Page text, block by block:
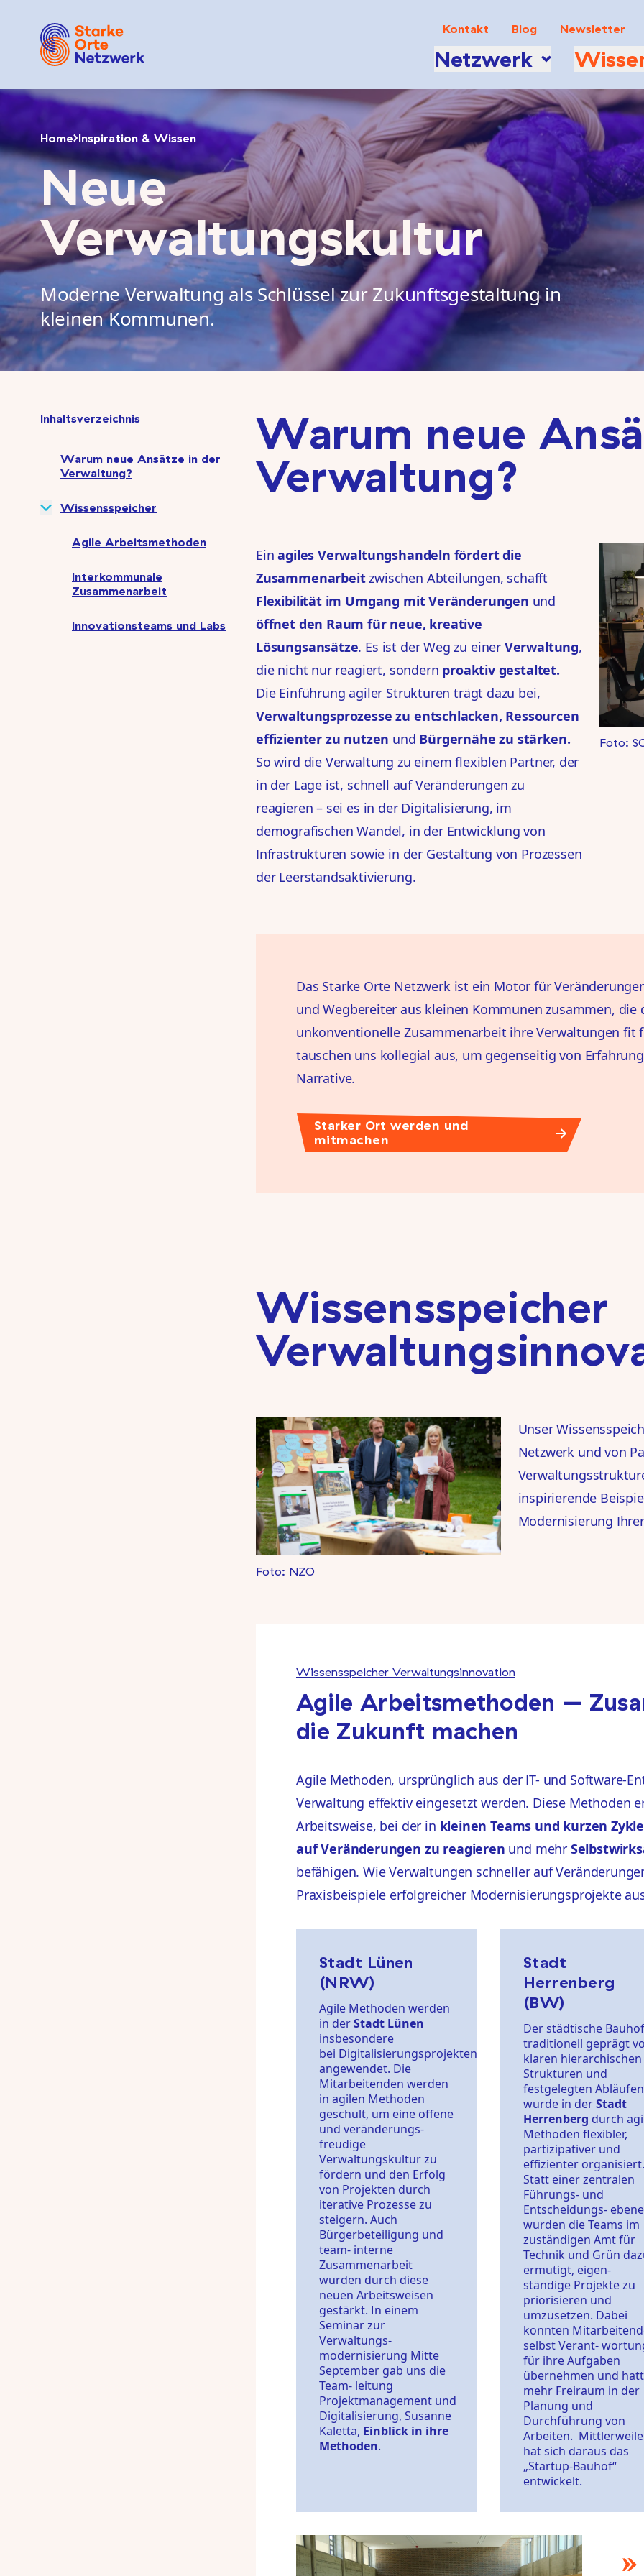
Kontakt Blog Newsletter
Netzwerk
Home Inspiration & Wissen
Neue
Verwaltungskultur
Moderne Verwaltung als Schlüssel zur Zukunftsgestaltung in
kleinen Kommunen.
Inhaltsverzeichnis
Warum neue Ansätze in der
Verwaltung?
Wissensspeicher
Agile Arbeitsmethoden
Interkommunale
Zusammenarbeit
Innovationsteams und Labs
Warum neue
Verwaltung?
Einagiles Verwaltungshandeln fördert die
Zusammenarbeitzwischen Abteilungen, schafft
Flexibilität im Umgang mit Veränderungen und
öffnet den Raum für neue, kreative
Lösungsansätze. Es ist der Weg zu einer Verwaltung,
die nicht nur reagiert, sondern proaktiv gestaltet.
Die Einführung agiler Strukturen trägt dazu bei,
Verwaltungsprozesse zu entschlacken, Ressourcen
effizienter zu nutzen und Bürgernähe zu stärken.
So wird die Verwaltung zu einem flexiblen Partner, der
in der Lage ist, schnell auf Veränderungen zu
reagieren – sei es in der Digitalisierung, im
demografischen Wandel, in der Entwicklung von
Infrastrukturen sowie in der Gestaltung von Prozessen
der Leerstandsaktivierung.
Foto:
Das Starke Orte Netzwerk ist ein Motor für
und Wegbereiter aus kleinen Kommunen zusammen, die
unkonventionelle Zusammenarbeit ihre Verwaltungen fit
tauschen uns kollegial aus, um gegenseitig von
Narrative.
Starker Ort werden und
mitmachen
Wissensspeicher
Foto: NZO
Unser
Netzwerk und von
inspirierende
Modernisierung
Wissensspeicher Verwaltungsinnovation
Agile Arbeitsmethoden –
die Zukunft machen
Agile Methoden, ursprünglich aus der IT- und Software-
Verwaltung effektiv eingesetzt werden. Diese Methoden
Arbeitsweise, bei der in kleinen Teams und kurzen
auf Veränderungen zu reagieren und mehr
befähigen. Wie Verwaltungen schneller auf
Praxisbeispiele erfolgreicher Modernisierungsprojekte
Stadt Lünen
(NRW)
Agile Methoden werden
in derStadt Lünen
insbesondere
bei Digitalisierungsprojekten
angewendet. Die
Mitarbeitenden werden
in agilen Methoden
geschult, um eine offene
und veränderungs-
freudige
Verwaltungskultur zu
fördern und den Erfolg
von Projekten durch
iterative Prozesse zu
steigern. Auch
Bürgerbeteiligung und
team- interne
Zusammenarbeit
wurden durch diese
neuen Arbeitsweisen
gestärkt​. In einem
Seminar zur
Verwaltungs-
modernisierung Mitte
September gab uns die
Team- leitung
Projektmanagement und
Digitalisierung, Susanne
Kaletta, Einblick in ihre
Methoden.
Stadt
Herrenberg
(BW)
Der städtische
traditionell geprägt
klaren hierarchischen
Strukturen und
festgelegten
wurde in derStadt
Herrenberg durch
Methoden flexibler,
partizipativer und
effizienter organisiert.
Statt einer zentralen
Führungs- und
Entscheidungs-
wurden die Teams im
zuständigen Amt für
Technik und Grün
ermutigt, eigen-
ständige Projekte zu
priorisieren und
umzusetzen. Dabei
konnten
selbst Verant-
für ihre Aufgaben
übernehmen und
mehr Freiraum in der
Planung und
Durchführung von
Arbeiten. Mittlerweile
hat sich daraus das
„Startup-Bauhof“
entwickelt.